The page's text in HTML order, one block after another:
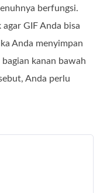
berfungsi.
GIF Anda bisa
Anda menyimpan
kanan bawah
Anda perlu